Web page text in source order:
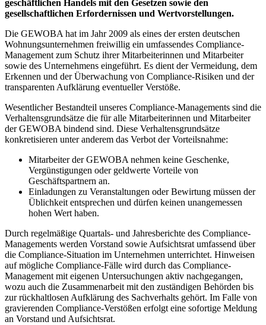
geschäftlichen Handels mit den Gesetzen sowie den
gesellschaftlichen Erfordernissen und Wertvorstellungen.
Die GEWOBA hat im Jahr 2009 als eines der ersten deutschen
Wohnungsunternehmen freiwillig ein umfassendes Compliance-
Management zum Schutz ihrer Mitarbeiterinnen und Mitarbeiter
sowie des Unternehmens eingeführt. Es dient der Vermeidung, dem
Erkennen und der Überwachung von Compliance-Risiken und der
transparenten Aufklärung eventueller Verstöße.
Wesentlicher Bestandteil unseres Compliance-Managements sind die
Verhaltensgrundsätze die für alle Mitarbeiterinnen und Mitarbeiter
der GEWOBA bindend sind. Diese Verhaltensgrundsätze
konkretisieren unter anderem das Verbot der Vorteilsnahme:
Mitarbeiter der GEWOBA nehmen keine Geschenke,
Vergünstigungen oder geldwerte Vorteile von
Geschäftspartnern an.
Einladungen zu Veranstaltungen oder Bewirtung müssen der
Üblichkeit entsprechen und dürfen keinen unangemessen
hohen Wert haben.
Durch regelmäßige Quartals-​ und Jahresberichte des Compliance-​
Managements werden Vorstand sowie Aufsichtsrat umfassend über
die Compliance-​Situation im Unternehmen unterrichtet. Hinweisen
auf mögliche Compliance-​Fälle wird durch das Compliance-​
Management mit eigenen Untersuchungen aktiv nachgegangen,
wozu auch die Zusammenarbeit mit den zuständigen Behörden bis
zur rückhaltlosen Aufklärung des Sachverhalts gehört. Im Falle von
gravierenden Compliance-​Verstößen erfolgt eine sofortige Meldung
an Vorstand und Aufsichtsrat.